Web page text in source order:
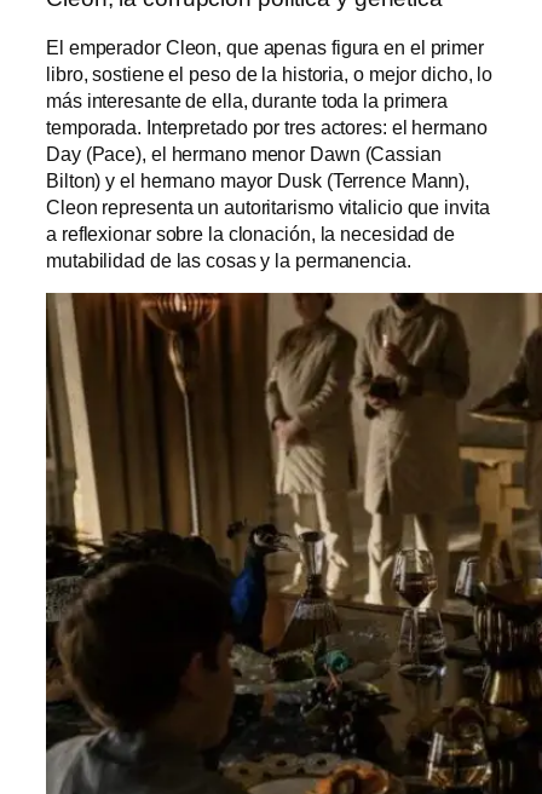
El emperador Cleon, que apenas figura en el primer
libro, sostiene el peso de la historia, o mejor dicho, lo
más interesante de ella, durante toda la primera
temporada. Interpretado por tres actores: el hermano
Day (Pace), el hermano menor Dawn (Cassian
Bilton) y el hermano mayor Dusk (Terrence Mann),
Cleon representa un autoritarismo vitalicio que invita
a reflexionar sobre la clonación, la necesidad de
mutabilidad de las cosas y la permanencia.